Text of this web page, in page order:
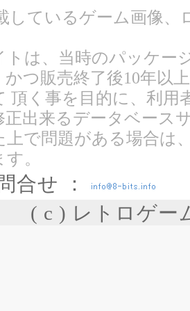
しているゲーム画像、
トは、当時のパッケー
かつ販売終了後10年以
頂く事を目的に、利用
正出来るデータベース
上で問題がある場合は
。
合せ ：
( c ) レトロゲー